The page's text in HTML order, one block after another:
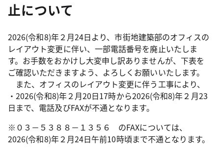
止について
2026(令和8)年２月24日より、市街地建築部のオフィスの
レイアウト変更に伴い、一部電話番号を廃止いたしま
す。お手数をおかけし大変申し訳ありませんが、下表を
ご確認いただきますよう、よろしくお願いいたします。
また、オフィスのレイアウト変更に伴う工事により、
・2026(令和8)年２月20日17時から2026(令和8)年２月23
日まで、電話及びFAXが不通となります。
※０３－５３８８－１３５６ のFAXについては、
2026(令和8)年２月24日午前10時頃まで不通となります。